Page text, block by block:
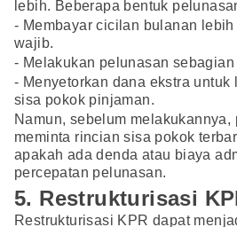
lebih. Beberapa bentuk
- Membayar cicilan bulanan lebih
wajib.
- Melakukan pelunasan
- Menyetorkan dana ekstra untuk
sisa pokok pinjaman.
Namun, sebelum melakukannya,
meminta rincian sisa pokok
apakah ada denda atau biaya
percepatan pelunasan.
5. Restrukturisasi
Restrukturisasi KPR dapat